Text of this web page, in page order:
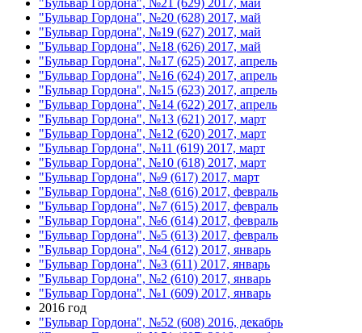
"Бульвар Гордона", №20 (628) 2017, май
"Бульвар Гордона", №19 (627) 2017, май
"Бульвар Гордона", №18 (626) 2017, май
"Бульвар Гордона", №17 (625) 2017, апрель
"Бульвар Гордона", №16 (624) 2017, апрель
"Бульвар Гордона", №15 (623) 2017, апрель
"Бульвар Гордона", №14 (622) 2017, апрель
"Бульвар Гордона", №13 (621) 2017, март
"Бульвар Гордона", №12 (620) 2017, март
"Бульвар Гордона", №11 (619) 2017, март
"Бульвар Гордона", №10 (618) 2017, март
"Бульвар Гордона", №9 (617) 2017, март
"Бульвар Гордона", №8 (616) 2017, февраль
"Бульвар Гордона", №7 (615) 2017, февраль
"Бульвар Гордона", №6 (614) 2017, февраль
"Бульвар Гордона", №5 (613) 2017, февраль
"Бульвар Гордона", №4 (612) 2017, январь
"Бульвар Гордона", №3 (611) 2017, январь
"Бульвар Гордона", №2 (610) 2017, январь
"Бульвар Гордона", №1 (609) 2017, январь
2016 год
"Бульвар Гордона", №52 (608) 2016, декабрь